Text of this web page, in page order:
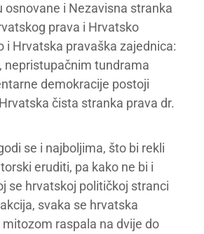
osnovane i Nezavisna stranka
prava i Hrvatsko
i Hrvatska pravaška zajednica:
nepristupačnim tundrama
demokracije postoji
čista stranka prava dr.
se i najboljima, što bi rekli
eruditi, pa kako ne bi i
se hrvatskoj političkoj stranci
svaka se hrvatska
raspala na dvije do